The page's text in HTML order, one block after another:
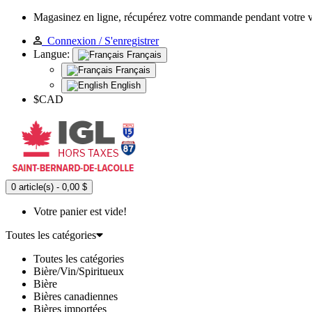
Magasinez en ligne, récupérez votre commande pendant votre
Connexion / S'enregistrer
Langue:
Français
Français
English
$CAD
0 article(s) - 0,00 $
Votre panier est vide!
Toutes les catégories
Toutes les catégories
Bière/Vin/Spiritueux
Bière
Bières canadiennes
Bières importées